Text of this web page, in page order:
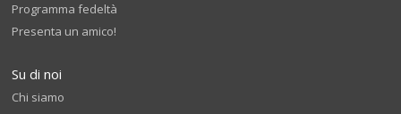
Programma fedeltà
Presenta un amico!
Su di noi
Chi siamo